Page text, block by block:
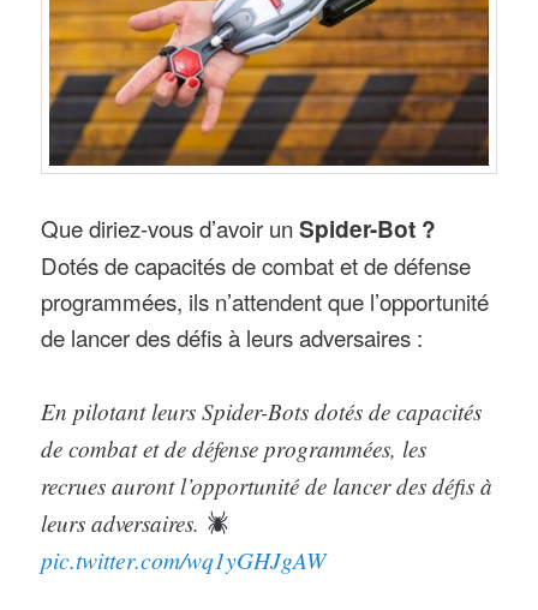
Que diriez-vous d’avoir unSpider-Bot ?
Dotés de capacités de combat et de défense
programmées, ils n’attendent que l’opportunité
de lancer des défis à leurs adversaires :
En pilotant leurs Spider-Bots dotés de capacités
de combat et de défense programmées, les
recrues auront l’opportunité de lancer des défis à
leurs adversaires.
pic.twitter.com/wq1yGHJgAW